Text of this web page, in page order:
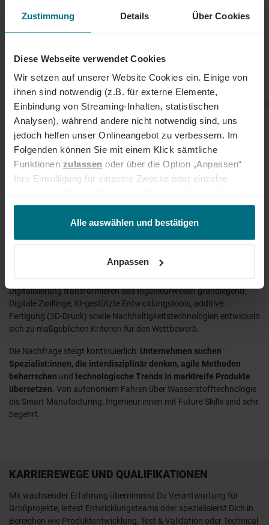
Zustimmung Details Über Cookies
Diese Webseite verwendet Cookies
Wir setzen auf unserer Website Cookies ein. Einige von
ihnen sind notwendig (z.B. für externe Elemente,
Einbindung von Streaming-Inhalten, statistischen
Analysen), während andere nicht notwendig sind, uns
jedoch helfen unser Onlineangebot zu verbessern. Im
Folgenden können Sie mit einem Klick sämtliche
Funktionen zulassen oder über die Option „Anpassen“
Ihre Einwilligung für einzelne Zwecke oder einzelne
jederzeit über unserenCookie-Hinweisaufrufen
und/oder nachträglich jederzeit anpassen. Weitere
Informationen erhalten Sie über unseren
Alle auswählen und bestätigen
Anpassen
EINSATZFELDER UND BRANCHEN
Engineering-Spezialist:innen sind in vielen Industrien gefragt. Ein
besonders großer Bedarf besteht in der Automobilindustrie, im
Maschinenbau, in der Energietechnik (Windkraft, Photovoltaik,
sowie in der Automatisierung und Robotik. Der Fachkräftemangel
Voraussetzungen für Deine Karriere bietet.
ZUKUNFT UND TRENDS
Digitalisierung transformieren das Ingenieurwesen grundlegend.
Digitale Zwillinge, KI-gestützte Entwicklungstools, additive
Fertigung (3D-Druck) sowie Nachhaltigkeitstechnologien entwickeln
sich zu maßgeblichen Kriterien für den Wettbewerb.
Die Nachfrage steigt kontinuierlich: Unternehmen suchen
Spezialist:innen, die interdisziplinär denken, agile Methoden
beherrschen und technologische Trends in marktreife Produkte
übersetzen. Von autonomem Fahren über Wasserstofftechnologie
bis Smart Manufacturing: Ingenieur:innen mit Future Skills sind sehr
begehrt.
KARRIEREWEGE UND QUALIFIKATIONEN
Mit wachsender Erfahrung übernimmst Du Verantwortung für
Großprojekte, leitest Entwicklungsteams oder spezialisierst Dich in
Bereichen wie Produktentwicklung, Test & Validation oder Technical